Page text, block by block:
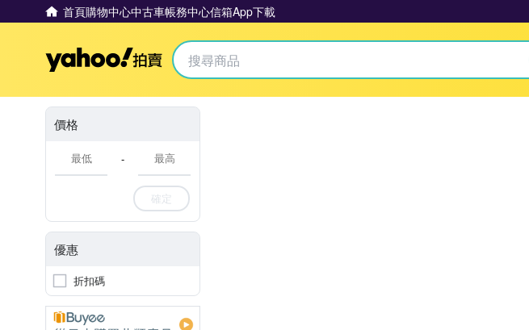
首頁購物中心中古車帳務中心信箱App下載
Yahoo拍賣
價格
-
確定
優惠
折扣碼